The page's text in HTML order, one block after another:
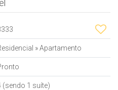
»Apartamento
(sendo 1 suíte)